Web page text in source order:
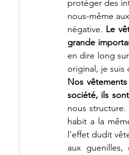
protéger des
nous-même
négative. Le
grande
en dire long
Nos
société, ils
nous
habit a la
l’effet dudit
aux guenilles,